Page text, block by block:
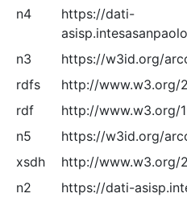
n4
https://dati-
n3
https://w3id.org/
rdfs
http://www.w3.org/
rdf
http://www.w3.org/
n5
https://w3id.org/
xsdh
http://www.w3.org/
n2
https://dati-